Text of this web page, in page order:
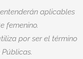
aplicables
femenino.
por ser el término